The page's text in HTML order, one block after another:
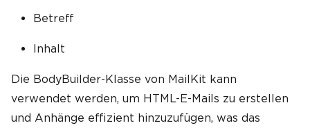
Betreff
Inhalt
Die BodyBuilder-Klasse von MailKit kann
verwendet werden, um HTML-E-Mails zu erstellen
und Anhänge effizient hinzuzufügen, was das